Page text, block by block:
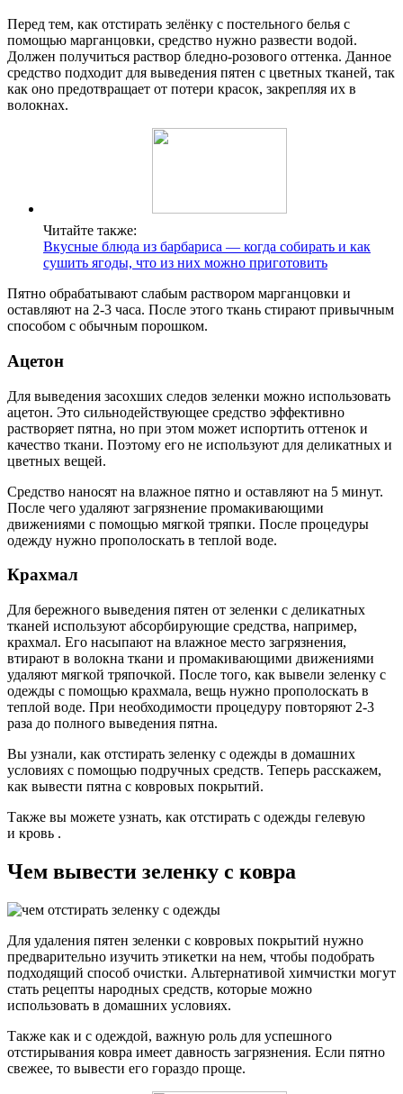
Перед тем, как отстирать зелёнку с постельного белья с
помощью марганцовки, средство нужно развести водой.
Должен получиться раствор бледно-розового оттенка. Данное
средство подходит для выведения пятен с цветных тканей, так
как оно предотвращает от потери красок, закрепляя их в
волокнах.
Читайте также:
Вкусные блюда из барбариса — когда собирать и как
сушить ягоды, что из них можно приготовить
Пятно обрабатывают слабым раствором марганцовки и
оставляют на 2-3 часа. После этого ткань стирают привычным
способом с обычным порошком.
Ацетон
Для выведения засохших следов зеленки можно использовать
ацетон. Это сильнодействующее средство эффективно
растворяет пятна, но при этом может испортить оттенок и
качество ткани. Поэтому его не используют для деликатных и
цветных вещей.
Средство наносят на влажное пятно и оставляют на 5 минут.
После чего удаляют загрязнение промакивающими
движениями с помощью мягкой тряпки. После процедуры
одежду нужно прополоскать в теплой воде.
Крахмал
Для бережного выведения пятен от зеленки с деликатных
тканей используют абсорбирующие средства, например,
крахмал. Его насыпают на влажное место загрязнения,
втирают в волокна ткани и промакивающими движениями
удаляют мягкой тряпочкой. После того, как вывели зеленку с
одежды с помощью крахмала, вещь нужно прополоскать в
теплой воде. При необходимости процедуру повторяют 2-3
раза до полного выведения пятна.
Вы узнали, как отстирать зеленку с одежды в домашних
условиях с помощью подручных средств. Теперь расскажем,
как вывести пятна с ковровых покрытий.
Также вы можете узнать, как отстирать с одежды гелевую
и кровь .
Чем вывести зеленку с ковра
Для удаления пятен зеленки с ковровых покрытий нужно
предварительно изучить этикетки на нем, чтобы подобрать
подходящий способ очистки. Альтернативой химчистки могут
стать рецепты народных средств, которые можно
использовать в домашних условиях.
Также как и с одеждой, важную роль для успешного
отстирывания ковра имеет давность загрязнения. Если пятно
свежее, то вывести его гораздо проще.